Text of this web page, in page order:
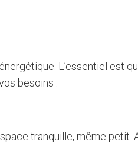
L’essentiel est
besoins :
tranquille, même petit.